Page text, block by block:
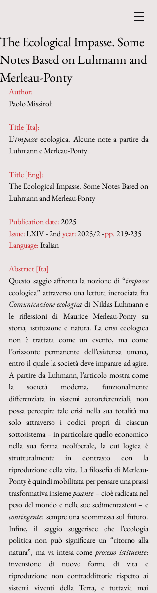
The Ecological Impasse. Some
Notes Based on Luhmann and
Merleau-Ponty
Author:
Paolo Missiroli
Title [Ita]:
L’impasse ecologica. Alcune note a partire da
Luhmann e Merleau-Ponty
Title [Eng]:
The Ecological Impasse. Some Notes Based on
Luhmann and Merleau-Ponty
Publication date: 2025
Issue: LXIV - 2nd year: 2025/2 - pp. 219-235
Language: Italian
Abstract [Ita]
Questo saggio affronta la nozione di “impasse
ecologica” attraverso una lettura incrociata fra
Comunicazione ecologica di Niklas Luhmann e
le riflessioni di Maurice Merleau-Ponty su
storia, istituzione e natura. La crisi ecologica
non è trattata come un evento, ma come
l’orizzonte permanente dell’esistenza umana,
entro il quale la società deve imparare ad agire.
A partire da Luhmann, l’articolo mostra come
la società moderna, funzionalmente
differenziata in sistemi autoreferenziali, non
possa percepire tale crisi nella sua totalità ma
solo attraverso i codici propri di ciascun
sottosistema – in particolare quello economico
nella sua forma neoliberale, la cui logica è
strutturalmente in contrasto con la
riproduzione della vita. La filosofia di Merleau-
Ponty è quindi mobilitata per pensare una prassi
trasformativa insieme pesante – cioè radicata nel
contingente: sempre una scommessa sul futuro.
Infine, il saggio suggerisce che l’ecologia
politica non può significare un “ritorno alla
natura”, ma va intesa come processo istituente:
invenzione di nuove forme di vita e
riproduzione non contraddittorie rispetto ai
sistemi viventi della Terra, e tuttavia mai